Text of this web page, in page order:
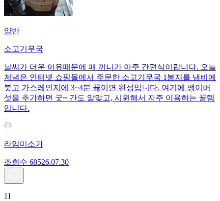
양반
소고기무국
날씨가 더운 이유때문에 매 끼니가 아주 간편식이랍니다. 오늘
저녁은 인터넷 쇼핑몰에서 주문한 소고기무국 1봉지를 냄비에
붓고 가스레인지에 3~4분 끓이면 완성입니다. 여기에 팽이버
섯을 추가하면 굿~ 간도 알맞고, 시윈해서 자주 이용하는 꿀템
입니다.
라임미소가
조회수 68526.07.30
11